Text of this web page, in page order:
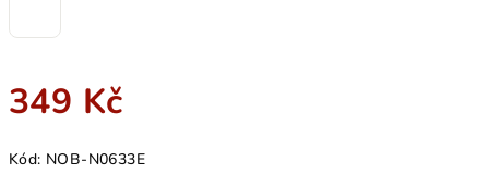
349 Kč
cena:
Kód: NOB-N0633E